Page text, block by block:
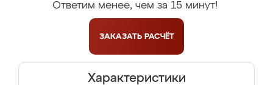
Ответим менее, чем за 15 минут!
ЗАКАЗАТЬ РАСЧЁТ
Характеристики